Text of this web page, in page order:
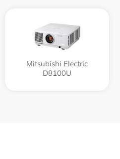
Mitsubishi Electric
D8100U